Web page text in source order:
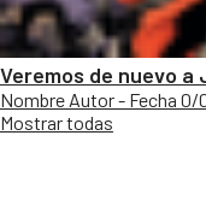
Veremos de nuevo a
Nombre Autor - Fecha
Mostrar todas